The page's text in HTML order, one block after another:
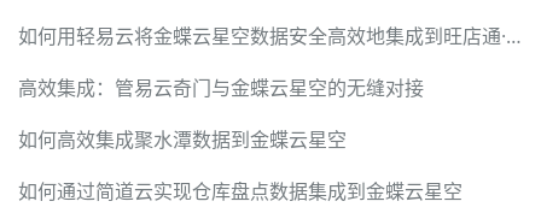
如何用轻易云将金蝶云星空数据安全高效地集成到旺店通·企业奇门
高效集成：管易云奇门与金蝶云星空的无缝对接
如何高效集成聚水潭数据到金蝶云星空
如何通过简道云实现仓库盘点数据集成到金蝶云星空